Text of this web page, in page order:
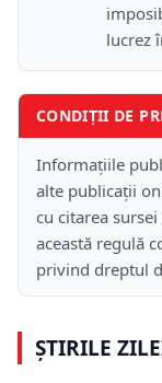
lucrez
CONDIȚII DE
Informațiile
alte publicații
cu citarea
această regulă
privind dreptul
ȘTIRILE